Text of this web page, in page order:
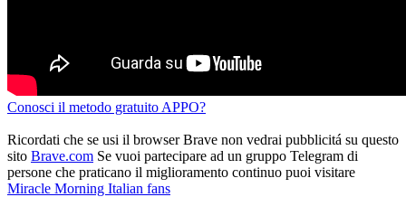
Conosci il metodo gratuito APPO?
Ricordati che se usi il browser Brave non vedrai pubblicitá su questo
sito Brave.com Se vuoi partecipare ad un gruppo Telegram di
persone che praticano il miglioramento continuo puoi visitare
Miracle Morning Italian fans